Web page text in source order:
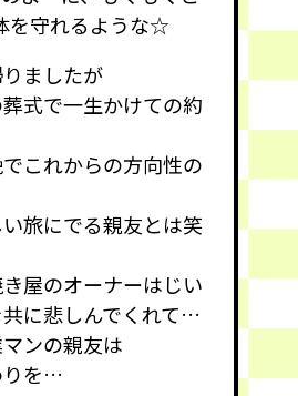
を守れるような☆
ましたが
式で一生かけての約
これからの方向性の
旅にでる親友とは笑
屋のオーナーはじい
に悲しんでくれて…
ンの親友は
りを…